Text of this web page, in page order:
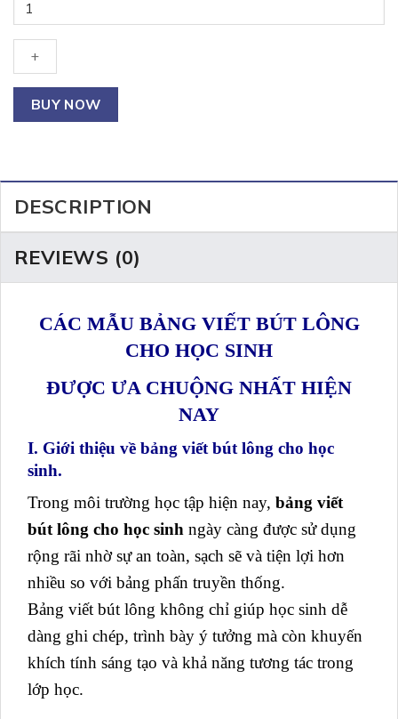
BÚT
LÔNG
HỌC
SINH
BUY NOW
DESCRIPTION
REVIEWS (0)
CÁC MẪU BẢNG VIẾT BÚT LÔNG
CHO HỌC SINH
ĐƯỢC ƯA CHUỘNG NHẤT HIỆN
NAY
I. Giới thiệu về bảng viết bút lông cho học
sinh.
Trong môi trường học tập hiện nay, bảng viết
bút lông cho học sinh ngày càng được sử dụng
rộng rãi nhờ sự an toàn, sạch sẽ và tiện lợi hơn
nhiều so với bảng phấn truyền thống.
Bảng viết bút lông không chỉ giúp học sinh dễ
dàng ghi chép, trình bày ý tưởng mà còn khuyến
khích tính sáng tạo và khả năng tương tác trong
lớp học.